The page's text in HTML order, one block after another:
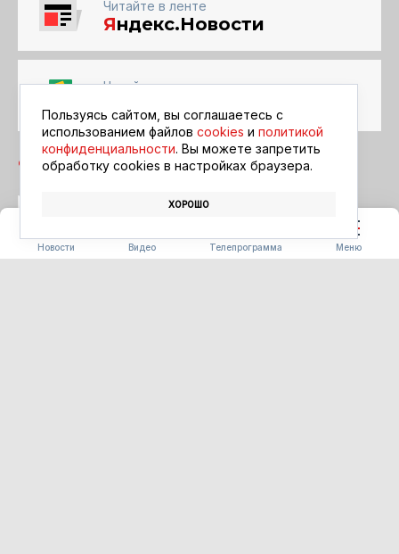
Новости Видео Телепрограмма Меню
Читайте в ленте
Яндекс.Новости
Читайте в ленте
АФИША
Пользуясь сайтом, вы соглашаетесь с
использованием файлов cookies и политикой
конфиденциальности. Вы можете запретить
обработку сookies в настройках браузера.
ХОРОШО